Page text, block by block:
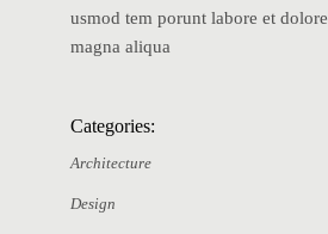
usmod tem porunt labore et dolore
magna aliqua
Categories:
Architecture
Design